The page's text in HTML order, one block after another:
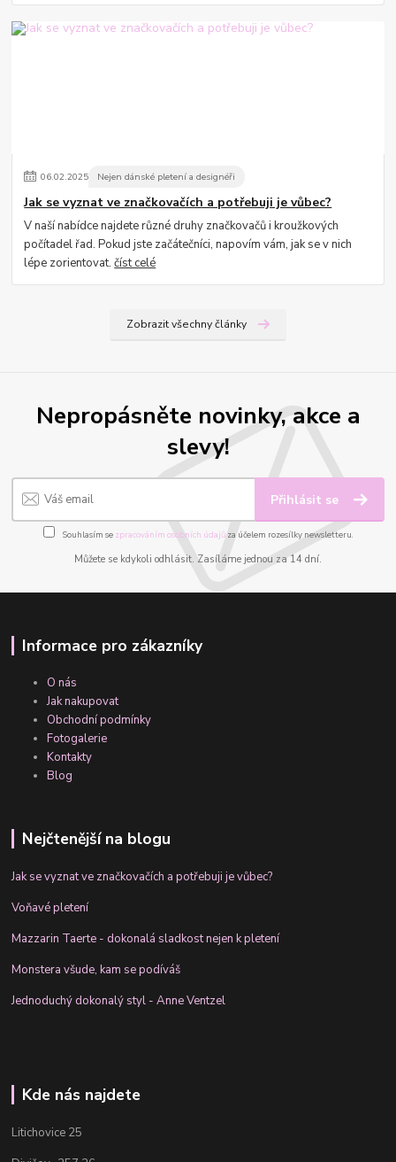
06.02.2025 Nejen dánské pletení a designéři
Jak se vyznat ve značkovačích a potřebuji je vůbec?
V naší nabídce najdete různé druhy značkovačů i kroužkových
počítadel řad. Pokud jste začátečníci, napovím vám, jak se v nich
lépe zorientovat.číst celé
Zobrazit všechny články
Nepropásněte novinky, akce a
slevy!
Přihlásit se
Souhlasím se zpracováním osobních údajůza účelem rozesílky newsletteru.
Můžete se kdykoli odhlásit. Zasíláme jednou za 14 dní.
Informace pro zákazníky
O nás
Jak nakupovat
Obchodní podmínky
Fotogalerie
Kontakty
Blog
Nejčtenější na blogu
Jak se vyznat ve značkovačích a potřebuji je vůbec?
Voňavé pletení
Mazzarin Taerte - dokonalá sladkost nejen k pletení
Monstera všude, kam se podíváš
Jednoduchý dokonalý styl - Anne Ventzel
Kde nás najdete
Litichovice 25